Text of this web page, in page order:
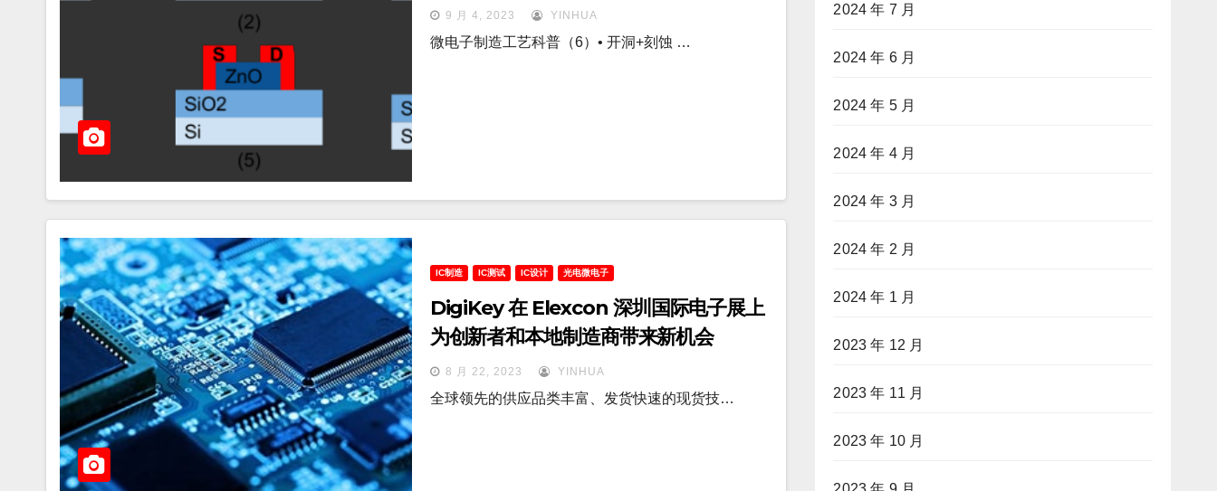
9 月 4, 2023 YINHUA
微电子制造工艺科普（6）• 开洞+刻蚀 …
IC制造 IC测试 IC设计 光电微电子
DigiKey 在 Elexcon 深圳国际电子展上
为创新者和本地制造商带来新机会
8 月 22, 2023 YINHUA
全球领先的供应品类丰富、发货快速的现货技…
2024 年 7 月
2024 年 6 月
2024 年 5 月
2024 年 4 月
2024 年 3 月
2024 年 2 月
2024 年 1 月
2023 年 12 月
2023 年 11 月
2023 年 10 月